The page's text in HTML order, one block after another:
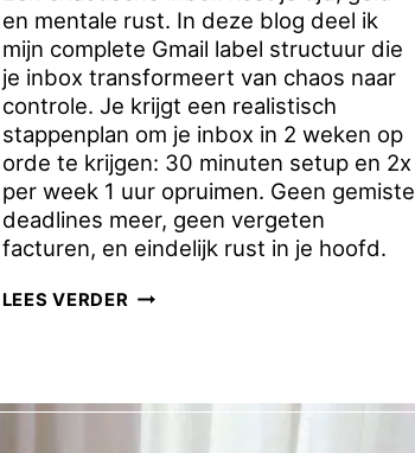
en mentale rust. In deze blog deel ik
mijn complete Gmail label structuur die
je inbox transformeert van chaos naar
controle. Je krijgt een realistisch
stappenplan om je inbox in 2 weken op
orde te krijgen: 30 minuten setup en 2x
per week 1 uur opruimen. Geen gemiste
deadlines meer, geen vergeten
facturen, en eindelijk rust in je hoofd.
LEES VERDER ZO
GMAIL